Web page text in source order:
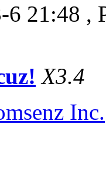
6 21:48 ,
X3.4
Inc.